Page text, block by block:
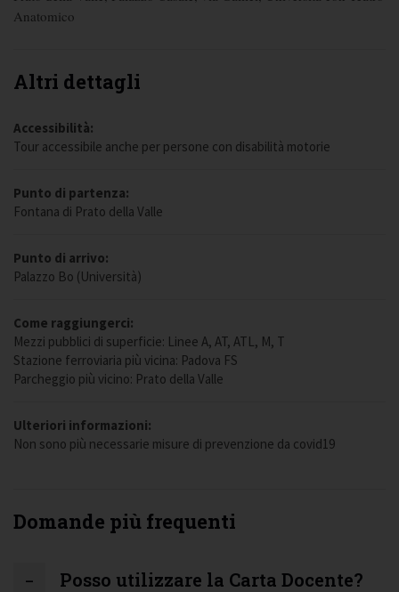
Anatomico
Altri dettagli
Accessibilità:
Tour accessibile anche per persone con disabilità motorie
Punto di partenza:
Fontana di Prato della Valle
Punto di arrivo:
Palazzo Bo (Università)
Come raggiungerci:
Mezzi pubblici di superficie: Linee A, AT, ATL, M, T
Stazione ferroviaria più vicina: Padova FS
Parcheggio più vicino: Prato della Valle
Ulteriori informazioni:
Non sono più necessarie misure di prevenzione da covid19
Domande più frequenti
Posso utilizzare la Carta Docente?